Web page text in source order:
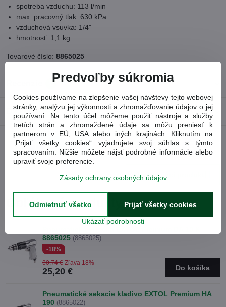
spotreba vzduchu: 113 l/min
max. pracovný tlak: 630 kPa
vzduchová vsuvka: 1/4"
hmotnosť: 1,1 kg
Tovarové číslo: 8865025
0
Diskusia 0
FacebookTwitterBlueskyPinterestRedditLinkedInWhatsApp
E-
mail
Nasledujúci produkt
Obľúbené produkty
8865025 (8865025)
-18%
25,20 €
30,74 € Zľava 18%
Do košíka
Pneumatické sekacie kladivo EXTOL Premium HA
190 (8865022)
Predvoľby súkromia
Cookies používame na zlepšenie vašej návštevy tejto webovej
stránky, analýzu jej výkonnosti a zhromažďovanie údajov o jej
používaní. Na tento účel môžeme použiť nástroje a služby
tretích strán a zhromaždené údaje sa môžu preniesť k
partnerom v EÚ, USA alebo iných krajinách. Kliknutím na
„Prijať všetky cookies“ vyjadrujete svoj súhlas s týmto
spracovaním. Nižšie môžete nájsť podrobné informácie alebo
upraviť svoje preferencie.
Zásady ochrany osobných údajov
Ukázať podrobnosti
Prijať všetky cookies
Odmietnuť všetko